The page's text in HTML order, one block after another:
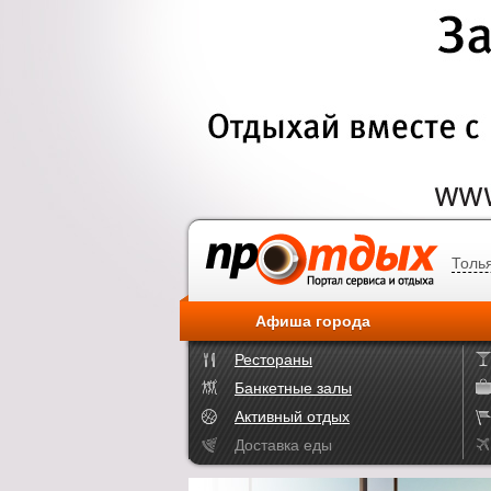
Афиша города
Рестораны
Банкетные залы
Активный отдых
Доставка еды